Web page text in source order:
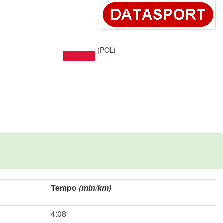
(POL)
Tempo (min/km)
4:08